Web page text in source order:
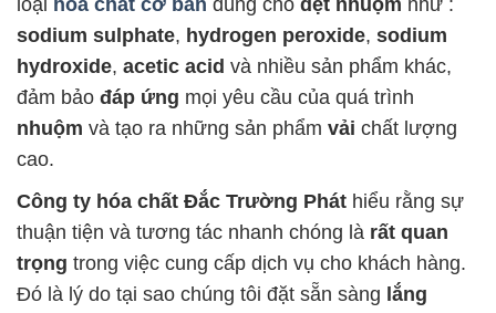
loại hóa chất cơ bản dùng cho dệt nhuộm như :
sodium sulphate, hydrogen peroxide, sodium
hydroxide, acetic acid và nhiều sản phẩm khác,
đảm bảo đáp ứng mọi yêu cầu của quá trình
nhuộm và tạo ra những sản phẩm vải chất lượng
cao.
Công ty hóa chất Đắc Trường Phát hiểu rằng sự
thuận tiện và tương tác nhanh chóng là rất quan
trọng trong việc cung cấp dịch vụ cho khách hàng.
Đó là lý do tại sao chúng tôi đặt sẵn sàng lắng